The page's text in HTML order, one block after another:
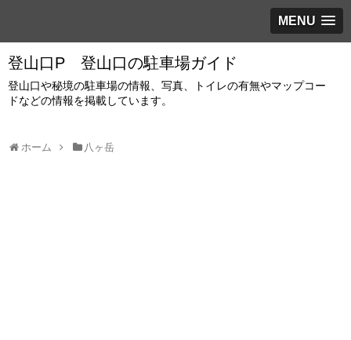
MENU
登山口P 登山口の駐車場ガイド
登山口や秘境の駐車場の情報、写真、トイレの有無やマップコー
ドなどの情報を掲載しています。
ホーム 八ヶ岳